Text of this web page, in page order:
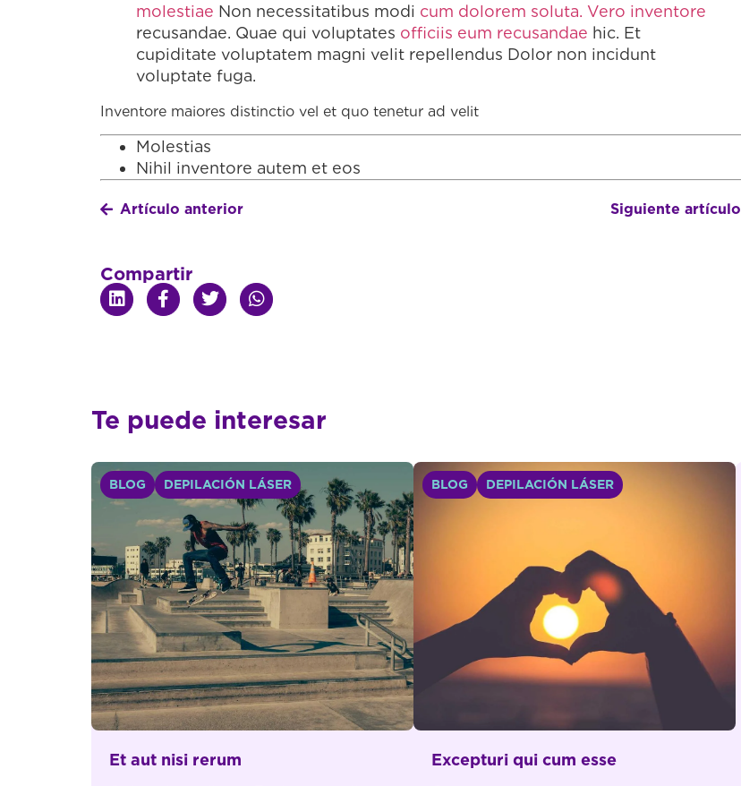
molestiae Non necessitatibus modi cum dolorem soluta. Vero inventore
recusandae. Quae qui voluptates officiis eum recusandae hic. Et
cupiditate voluptatem magni velit repellendus Dolor non incidunt
voluptate fuga.
Inventore maiores distinctio vel et quo tenetur ad velit
Molestias
Nihil inventore autem et eos
Artículo anterior Siguiente artículo
Compartir
Te puede interesar
BLOG DEPILACIÓN LÁSER
Et aut nisi rerum
BLOG DEPILACIÓN LÁSER
Excepturi qui cum esse